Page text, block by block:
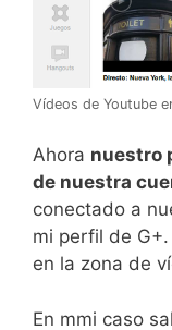
Vídeos de Youtube
Ahora nuestro
de nuestra
conectado a
mi perfil de
en la zona de
En mmi caso